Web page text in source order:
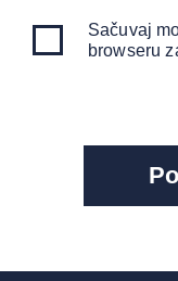
Sačuvaj
browseru